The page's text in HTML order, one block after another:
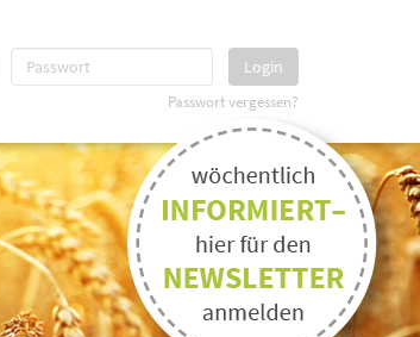
Login
Passwort vergessen?